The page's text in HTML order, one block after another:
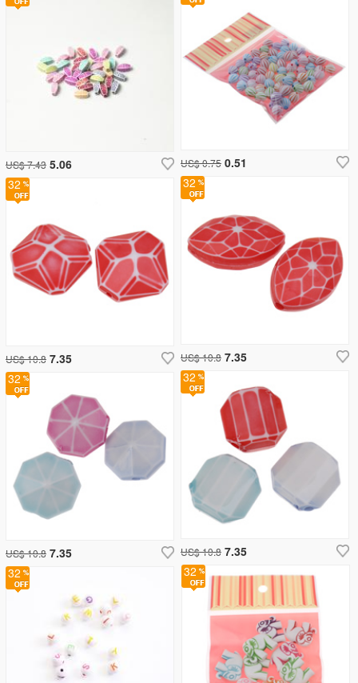
US$ 0.75 0.51
32
32
US$ 10.8 7.35
32
US$ 10.8 7.35
32
US$ 10.8 7.35
32
US$ 10.8 7.35
32
US$ 7.43 5.06